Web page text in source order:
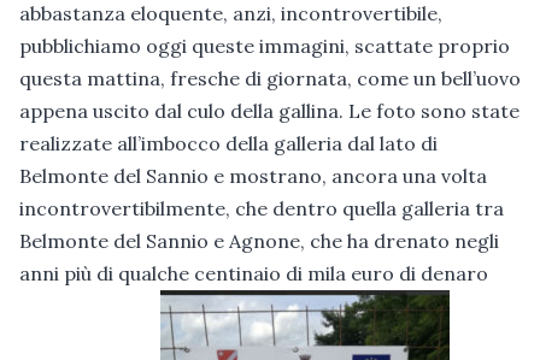
abbastanza eloquente, anzi, incontrovertibile,
pubblichiamo oggi queste immagini, scattate proprio
questa mattina, fresche di giornata, come un bell’uovo
appena uscito dal culo della gallina. Le foto sono state
realizzate all’imbocco della galleria dal lato di
Belmonte del Sannio e mostrano, ancora una volta
incontrovertibilmente, che dentro quella galleria tra
Belmonte del Sannio e Agnone, che ha drenato negli
anni più di qualche centinaio di mila euro di denaro